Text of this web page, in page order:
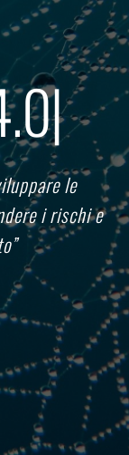
|
le
i rischi e